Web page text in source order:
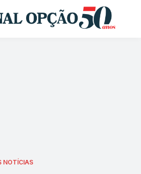
NOTÍCIAS